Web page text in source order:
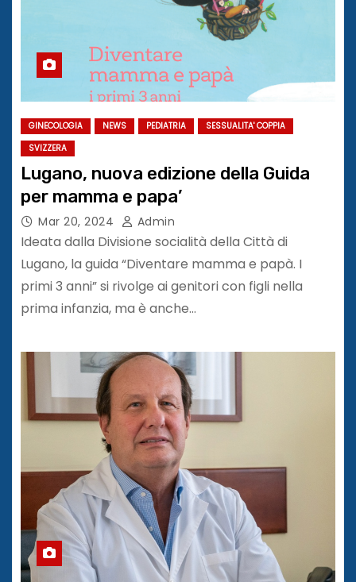
GINECOLOGIA NEWS PEDIATRIA
SESSUALITA' COPPIA
SVIZZERA
Lugano, nuova edizione della Guida
per mamma e papa’
Mar 20, 2024 Admin
Ideata dalla Divisione socialità della Città di
Lugano, la guida “Diventare mamma e papà. I
primi 3 anni” si rivolge ai genitori con figli nella
prima infanzia, ma è anche…